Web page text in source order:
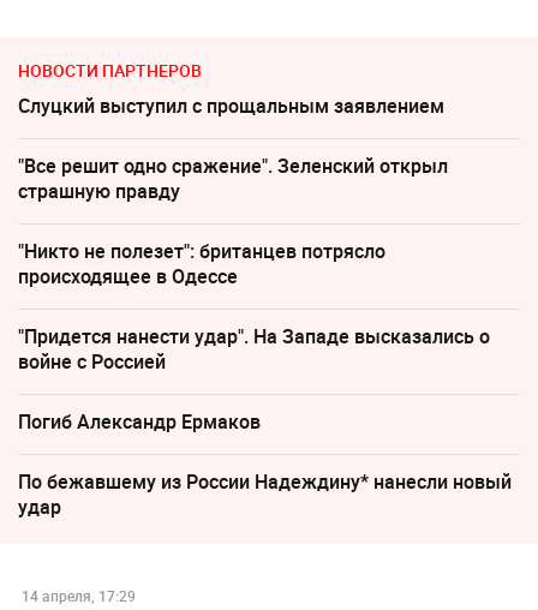
НОВОСТИ ПАРТНЕРОВ
Слуцкий выступил с прощальным заявлением
"Все решит одно сражение". Зеленский открыл
страшную правду
"Никто не полезет": британцев потрясло
происходящее в Одессе
"Придется нанести удар". На Западе высказались о
войне с Россией
Погиб Александр Ермаков
По бежавшему из России Надеждину* нанесли новый
удар
14 апреля, 17:29